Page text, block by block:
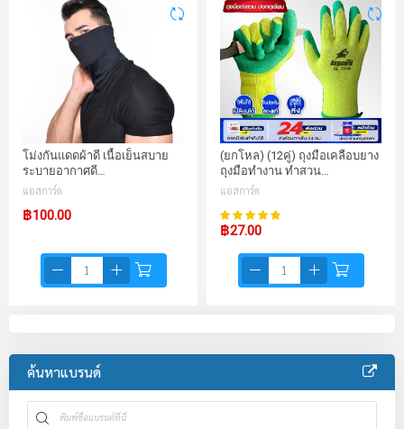
โม่งกันแดดผ้าดี เนื้อเย็นสบาย
ระบายอากาศดี…
แอสการ์ด
฿100.00
(ยกโหล) (12คู่) ถุงมือเคลือบยาง
ถุงมือทำงาน ทำสวน…
แอสการ์ด
คะแนน:
฿27.00
ค้นหาแบรนด์